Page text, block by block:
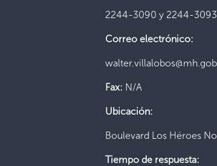
2244-3090 y 2244-3093
Correo electrónico:
Fax: N/A
Ubicación:
Boulevard Los Héroes
Tiempo de respuesta: